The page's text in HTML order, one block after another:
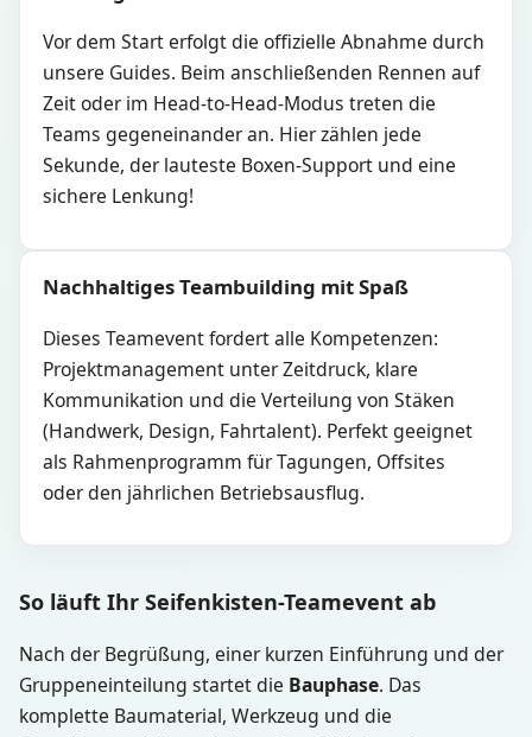
Vor dem Start erfolgt die offizielle Abnahme durch
unsere Guides. Beim anschließenden Rennen auf
Zeit oder im Head-to-Head-Modus treten die
Teams gegeneinander an. Hier zählen jede
Sekunde, der lauteste Boxen-Support und eine
sichere Lenkung!
Nachhaltiges Teambuilding mit Spaß
Dieses Teamevent fordert alle Kompetenzen:
Projektmanagement unter Zeitdruck, klare
Kommunikation und die Verteilung von Stäken
(Handwerk, Design, Fahrtalent). Perfekt geeignet
als Rahmenprogramm für Tagungen, Offsites
oder den jährlichen Betriebsausflug.
So läuft Ihr Seifenkisten-Teamevent ab
Nach der Begrüßung, einer kurzen Einführung und der
Gruppeneinteilung startet die Bauphase. Das
komplette Baumaterial, Werkzeug und die